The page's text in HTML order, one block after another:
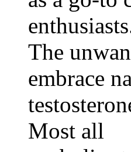
The
embrace
Most all